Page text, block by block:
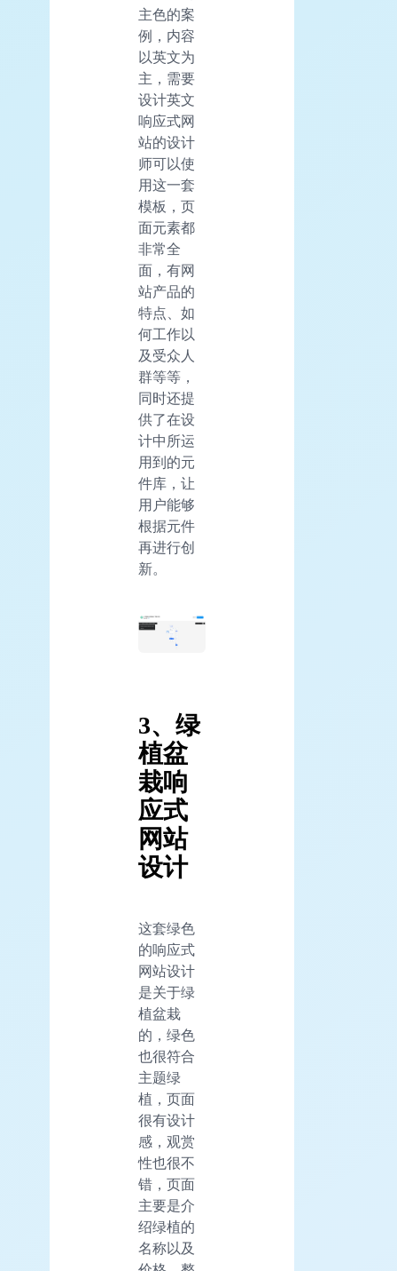
主色的案
例，内容
以英文为
主，需要
设计英文
响应式网
站的设计
师可以使
用这一套
模板，页
面元素都
非常全
面，有网
站产品的
特点、如
何工作以
及受众人
群等等，
同时还提
供了在设
计中所运
用到的元
件库，让
用户能够
根据元件
再进行创
新。
3、绿
植盆
栽响
应式
网站
设计
这套绿色
的响应式
网站设计
是关于绿
植盆栽
的，绿色
也很符合
主题绿
植，页面
很有设计
感，观赏
性也很不
错，页面
主要是介
绍绿植的
名称以及